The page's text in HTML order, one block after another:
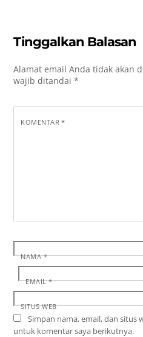
Tinggalkan Balasan
Alamat email Anda tidak akan
wajib ditandai*
KOMENTAR*
NAMA*
EMAIL*
SITUS WEB
Simpan nama, email, dan situs
untuk komentar saya berikutnya.